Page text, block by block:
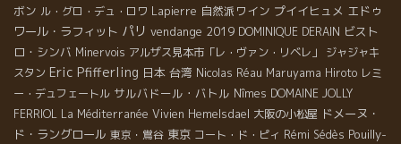
ボン ル・グロ・デュ・ロワ Lapierre 自然派ワイン プイイヒュメ エドゥ
ワール・ラフィット パリ vendange 2019 DOMINIQUE DERAIN ビスト
ロ・シンバ Minervois アルザス見本市「レ・ヴァン・リベレ」
ジャジャキ
スタン Eric Pfifferling 日本 台湾 Nicolas Réau Maruyama Hiroto レミ
ー・デュフェートル サルバドール・バトル Nîmes DOMAINE JOLLY
FERRIOL La Méditerranée Vivien Hemelsdael 大阪の小松屋 ドメーヌ・
ド・ラングロール 東京・鴬谷 東京 コート・ド・ピィ Rémi Sédès Pouilly-